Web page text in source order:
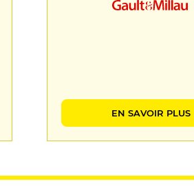
EN SAVOIR PLUS